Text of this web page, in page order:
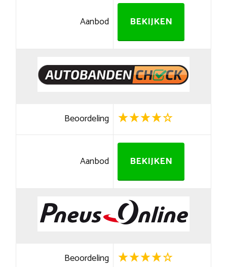
Aanbod BEKIJKEN
Beoordeling
Aanbod BEKIJKEN
Beoordeling